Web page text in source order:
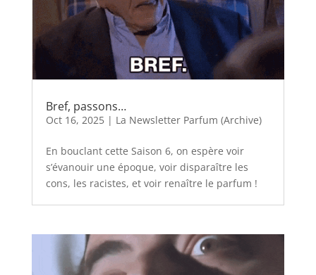
Bref, passons…
Oct 16, 2025| La Newsletter Parfum (Archive)
En bouclant cette Saison 6, on espère voir
s’évanouir une époque, voir disparaître les
cons, les racistes, et voir renaître le parfum !